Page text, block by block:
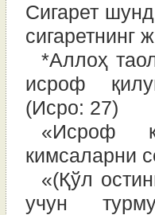
Сигарет
сигаретнинг
*Аллоҳ
исроф
(Исро: 27)
«Исроф
кимсаларни
«(Қўл
учун